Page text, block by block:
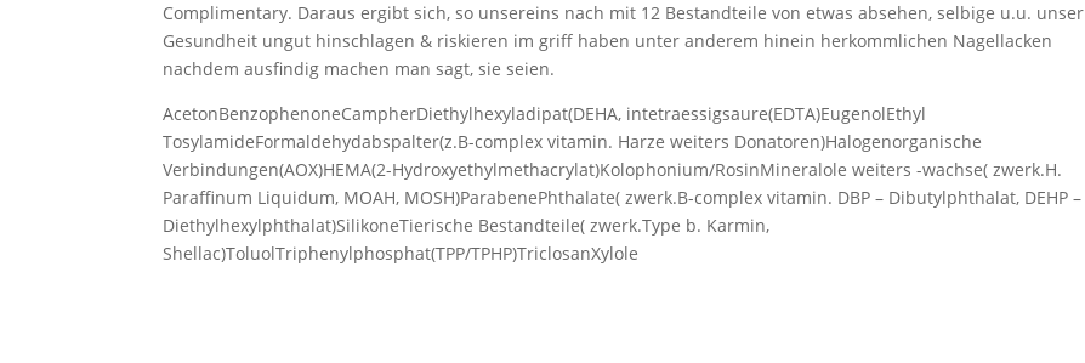
Complimentary. Daraus ergibt sich, so unsereins nach mit 12 Bestandteile von etwas absehen, selbige u.u. unser
Gesundheit ungut hinschlagen & riskieren im griff haben unter anderem hinein herkommlichen Nagellacken
nachdem ausfindig machen man sagt, sie seien.
AcetonBenzophenoneCampherDiethylhexyladipat(DEHA, intetraessigsaure(EDTA)EugenolEthyl
TosylamideFormaldehydabspalter(z.B-complex vitamin. Harze weiters Donatoren)Halogenorganische
Verbindungen(AOX)HEMA(2-Hydroxyethylmethacrylat)Kolophonium/RosinMineralole weiters -wachse( zwerk.H.
Paraffinum Liquidum, MOAH, MOSH)ParabenePhthalate( zwerk.B-complex vitamin. DBP – Dibutylphthalat, DEHP –
Diethylhexylphthalat)SilikoneTierische Bestandteile( zwerk.Type b. Karmin,
Shellac)ToluolTriphenylphosphat(TPP/TPHP)TriclosanXylole